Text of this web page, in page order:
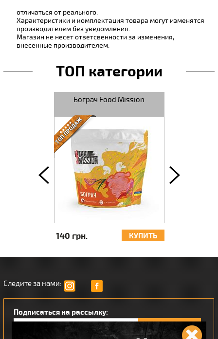
отличаться от реального.
Характеристики и комплектация товара могут изменятся
производителем без уведомления.
Магазин не несет ответсвенности за изменения,
внесенные производителем.
ТОП категории
Бограч Food Mission
140 грн. КУПИТЬ
Следите за нами:
Подписаться на рассылку: